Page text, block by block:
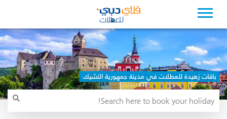
باقات زهيدة للعطلات في مدينة جمهورية التشيك